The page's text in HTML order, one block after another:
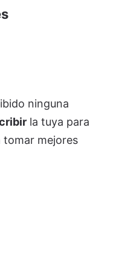
ninguna
la tuya para
tomar mejores